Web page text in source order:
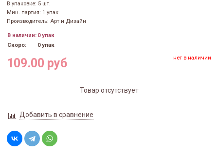
В упаковке: 5 шт.
Мин. партия: 1 упак
Производитель: Арт и Дизайн
В наличии: 0 упак
Скоро:
0 упак
109.00 руб нет в наличии
Товар отсутствует
Добавить в сравнение